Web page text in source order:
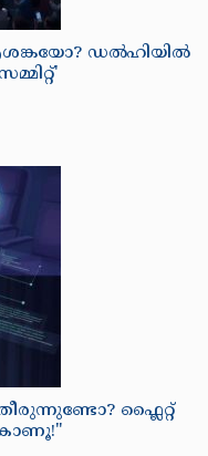
ഡൽഹിയിൽ
ഫ്ലൈറ്റ്
കാണൂ!"